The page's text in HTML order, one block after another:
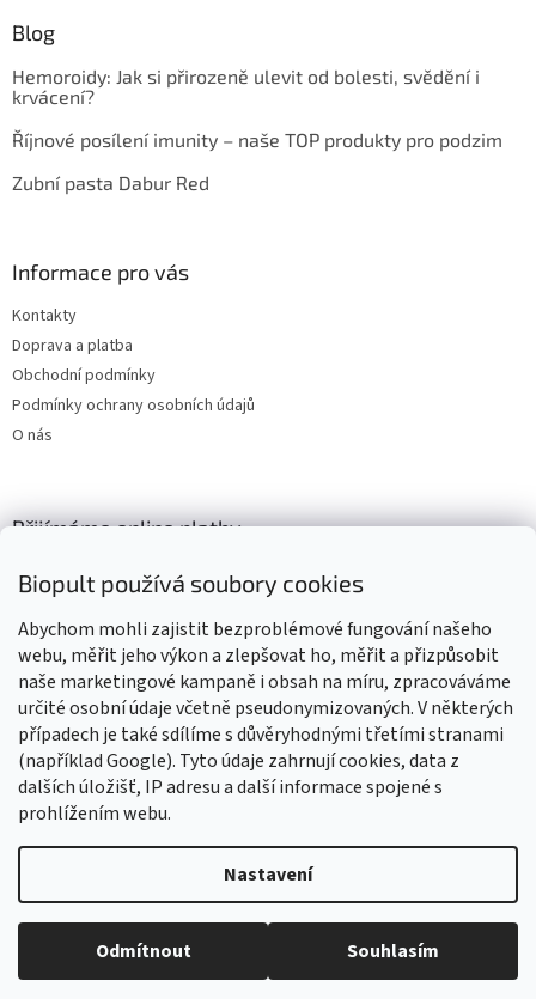
Biopult používá soubory cookies
Abychom mohli zajistit bezproblémové fungování našeho
webu, měřit jeho výkon a zlepšovat ho, měřit a přizpůsobit
naše marketingové kampaně i obsah na míru, zpracováváme
určité osobní údaje včetně pseudonymizovaných. V některých
případech je také sdílíme s důvěryhodnými třetími stranami
(například Google). Tyto údaje zahrnují cookies, data z
dalších úložišť, IP adresu a další informace spojené s
prohlížením webu.
Nastavení
Odmítnout Souhlasím
Vážení zákazníci, z důvodu čerpání dovolené budou všechny
objednávky přijaté v tomto období expedovány od 17. srpna 2026.
Děkujeme za pochopení, trpělivost i vaši přízeň. Přejeme vám krásné
Blog
Hemoroidy: Jak si přirozeně ulevit od bolesti, svědění i
krvácení?
Říjnové posílení imunity – naše TOP produkty pro podzim
Zubní pasta Dabur Red
Informace pro vás
Kontakty
Doprava a platba
Obchodní podmínky
Podmínky ochrany osobních údajů
O nás
Přijímáme online platby
Výrobky označené BIO jsou certifikované kontrolní organizací CZ-
BIO-003
Copyright 2026Biopult.cz. Všechna práva vyhrazena.Upravit